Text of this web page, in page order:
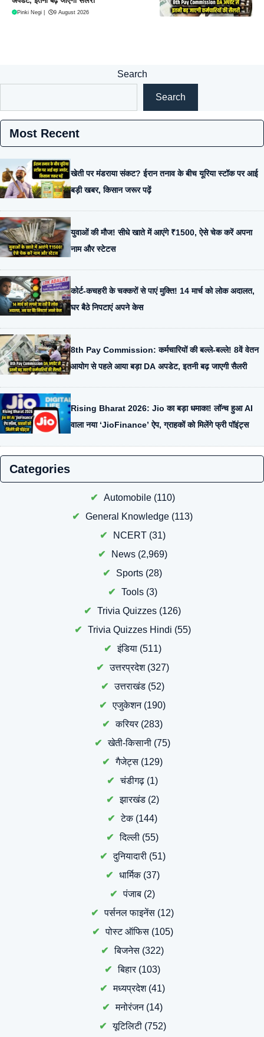
Pinki Negi 9 August 2026
Search
Search
Most Recent
खेती पर मंडराया संकट? ईरान तनाव के बीच यूरिया स्टॉक पर आई
बड़ी खबर, किसान जरूर पढ़ें
युवाओं की मौज! सीधे खाते में आएंगे ₹1500, ऐसे चेक करें अपना
नाम और स्टेटस
कोर्ट-कचहरी के चक्करों से पाएं मुक्ति! 14 मार्च को लोक अदालत,
घर बैठे निपटाएं अपने केस
8th Pay Commission: कर्मचारियों की बल्ले-बल्ले! 8वें वेतन
आयोग से पहले आया बड़ा DA अपडेट, इतनी बढ़ जाएगी सैलरी
Rising Bharat 2026: Jio का बड़ा धमाका! लॉन्च हुआ AI
वाला नया ‘JioFinance’ ऐप, ग्राहकों को मिलेंगे फ्री पॉइंट्स
Categories
Automobile(110)
General Knowledge (113)
NCERT(31)
News(2,969)
Sports (28)
Tools(3)
Trivia Quizzes (126)
Trivia Quizzes Hindi (55)
इंडिया(511)
उत्तरप्रदेश(327)
उत्तराखंड(52)
एजुकेशन(190)
करियर(283)
खेती-किसानी (75)
गैजेट्स (129)
चंडीगढ़ (1)
झारखंड(2)
टेक(144)
दिल्ली (55)
दुनियादारी(51)
धार्मिक(37)
पंजाब (2)
पर्सनल फाइनेंस (12)
पोस्ट ऑफिस(105)
बिजनेस (322)
बिहार(103)
मध्यप्रदेश(41)
मनोरंजन(14)
यूटिलिटी(752)